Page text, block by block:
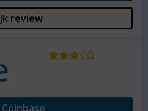
CEX.IO
ingericht op de website,
om succesvol te
op verschillende
Allereerst kan er een
review